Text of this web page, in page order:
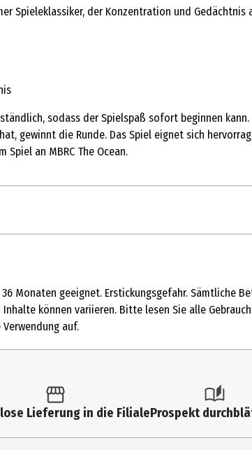
Spieleklassiker, der Konzentration und
sodass der Spielspaß sofort beginnen
gewinnt die Runde. Das Spiel eignet sich
Spiel an MBRC The Ocean.
4 Jahre
Müller Handels GmbH & Co.
www.mueller.de
Monaten geeignet. Erstickungsgefahr. Sämtliche
können variieren. Bitte lesen Sie alle
auf.
Lieferung in die FilialeProspekt